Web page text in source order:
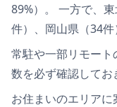
89%） 。 一方で、
件）、岡山県（34件
常駐や一部リモート
数を必ず確認してお
お住まいのエリアに